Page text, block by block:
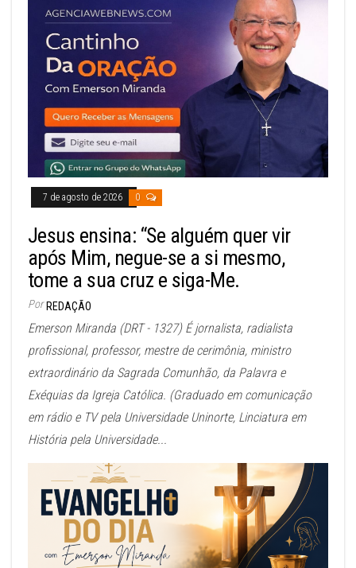
7 de agosto de 2026 0
Jesus ensina: “Se alguém quer vir
após Mim, negue-se a si mesmo,
tome a sua cruz e siga-Me.
Por REDAÇÃO
Emerson Miranda (DRT - 1327) É jornalista, radialista
profissional, professor, mestre de cerimônia, ministro
extraordinário da Sagrada Comunhão, da Palavra e
Exéquias da Igreja Católica. (Graduado em comunicação
em rádio e TV pela Universidade Uninorte, Linciatura em
História pela Universidade...